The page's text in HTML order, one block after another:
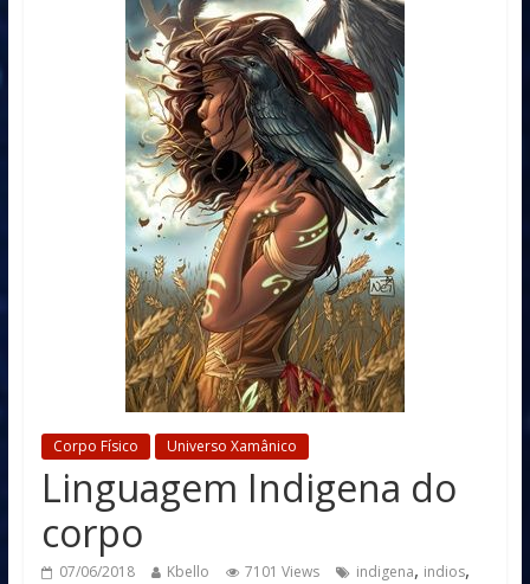
Corpo Físico Universo Xamânico
Linguagem Indigena do
corpo
07/06/2018 Kbello 7101 Views indigena, indios,